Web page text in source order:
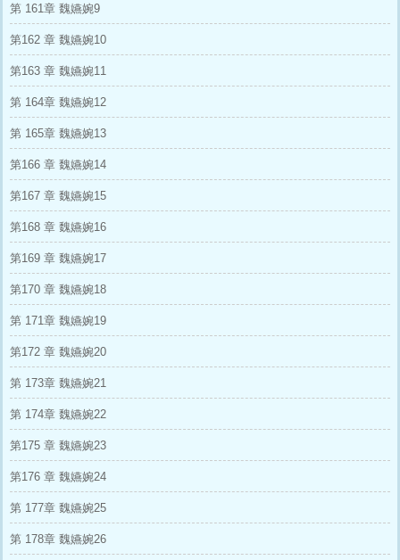
第 161章 魏嬿婉9
第162 章 魏嬿婉10
第163 章 魏嬿婉11
第 164章 魏嬿婉12
第 165章 魏嬿婉13
第166 章 魏嬿婉14
第167 章 魏嬿婉15
第168 章 魏嬿婉16
第169 章 魏嬿婉17
第170 章 魏嬿婉18
第 171章 魏嬿婉19
第172 章 魏嬿婉20
第 173章 魏嬿婉21
第 174章 魏嬿婉22
第175 章 魏嬿婉23
第176 章 魏嬿婉24
第 177章 魏嬿婉25
第 178章 魏嬿婉26